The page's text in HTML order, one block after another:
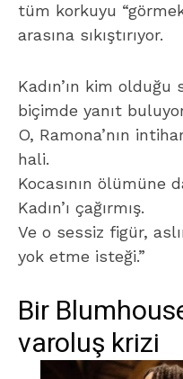
tüm korkuyu
arasına sıkıştırıyor.
Kadın’ın kim
biçimde yanıt
O, Ramona’nın
hali.
Kocasının ölümüne
Kadın’ı çağırmış.
Ve o sessiz figür,
yok etme isteği.”
Bir
varoluş krizi